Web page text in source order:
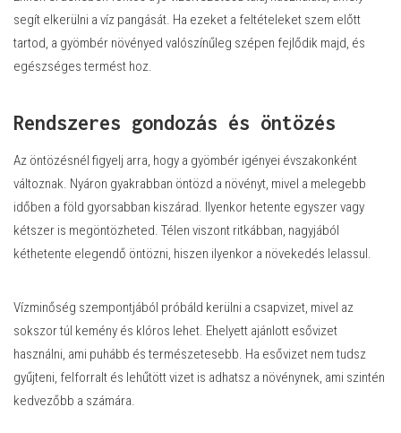
segít elkerülni a víz pangását. Ha ezeket a feltételeket szem előtt
tartod, a gyömbér növényed valószínűleg szépen fejlődik majd, és
egészséges termést hoz.
Rendszeres gondozás és öntözés
Az öntözésnél figyelj arra, hogy a gyömbér igényei évszakonként
változnak. Nyáron gyakrabban öntözd a növényt, mivel a melegebb
időben a föld gyorsabban kiszárad. Ilyenkor hetente egyszer vagy
kétszer is megöntözheted. Télen viszont ritkábban, nagyjából
kéthetente elegendő öntözni, hiszen ilyenkor a növekedés lelassul.
Vízminőség szempontjából próbáld kerülni a csapvizet, mivel az
sokszor túl kemény és klóros lehet. Ehelyett ajánlott esővizet
használni, ami puhább és természetesebb. Ha esővizet nem tudsz
gyűjteni, felforralt és lehűtött vizet is adhatsz a növénynek, ami szintén
kedvezőbb a számára.